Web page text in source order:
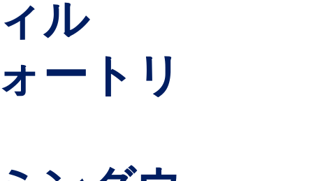
セラミド
CICA(シカ)
シアバター
ル
ートリ